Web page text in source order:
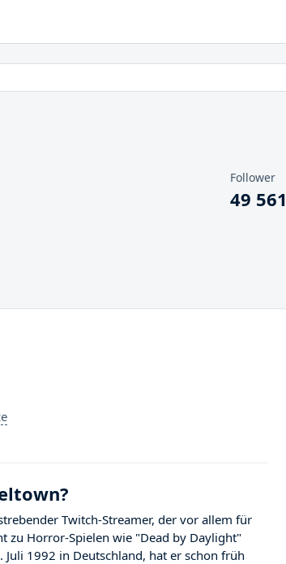
Follower
49 561
Twitch-Streamer, der vor allem für
zu Horror-Spielen wie "Dead by Daylight"
Juli 1992 in Deutschland, hat er schon früh